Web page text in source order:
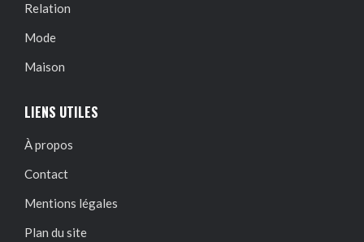
Relation
Mode
Maison
LIENS UTILES
À propos
Contact
Mentions légales
Plan du site